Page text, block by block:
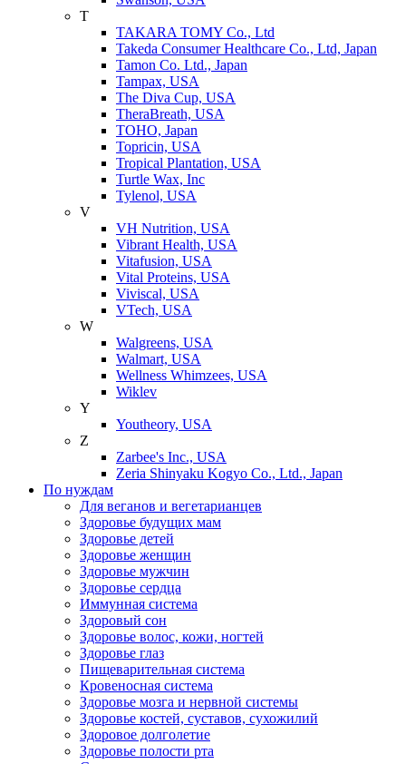
T
TAKARA TOMY Co., Ltd
Takeda Consumer Healthcare Co., Ltd, Japan
Tamon Co. Ltd., Japan
Tampax, USA
The Diva Cup, USA
TheraBreath, USA
TOHO, Japan
Topricin, USA
Tropical Plantation, USA
Turtle Wax, Inc
Tylenol, USA
V
VH Nutrition, USA
Vibrant Health, USA
Vitafusion, USA
Vital Proteins, USA
Viviscal, USA
VTech, USA
W
Walgreens, USA
Walmart, USA
Wellness Whimzees, USA
Wiklev
Y
Youtheory, USA
Z
Zarbee's Inc., USA
Zeria Shinyaku Kogyo Co., Ltd., Japan
По нуждам
Для веганов и вегетарианцев
Здоровье будущих мам
Здоровье детей
Здоровье женщин
Здоровье мужчин
Здоровье сердца
Иммунная система
Здоровый сон
Здоровье волос, кожи, ногтей
Здоровье глаз
Пищеварительная система
Кровеносная система
Здоровье мозга и нервной системы
Здоровье костей, суставов, сухожилий
Здоровое долголетие
Здоровье полости рта